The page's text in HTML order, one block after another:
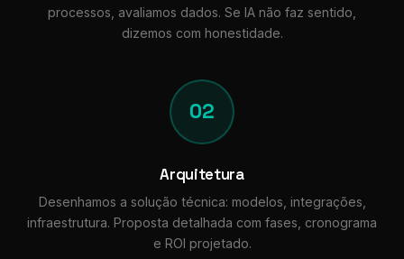
processos, avaliamos dados. Se IA não faz sentido,
dizemos com honestidade.
02
Arquitetura
Desenhamos a solução técnica: modelos, integrações,
infraestrutura. Proposta detalhada com fases, cronograma
e ROI projetado.